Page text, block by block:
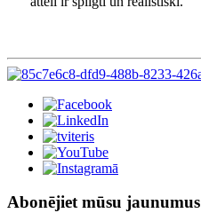
Abonējiet mūsu jaunumus